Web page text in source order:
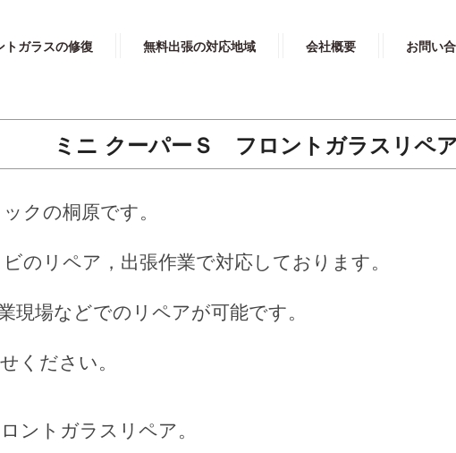
トガラスの修復 無料出張の対応地域 会社概要 お問い
ミニ クーパーＳ フロントガラスリペ
クの桐原です。
のリペア，出張作業で対応しております。
現場などでのリペアが可能です。
ください。
ントガラスリペア。